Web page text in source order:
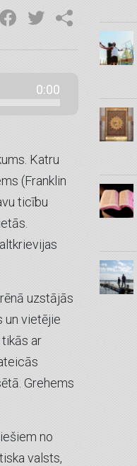
0:00
Katru
(Franklin
ticību
uzstājās
un vietējie
ar
Grehems
no
valsts,